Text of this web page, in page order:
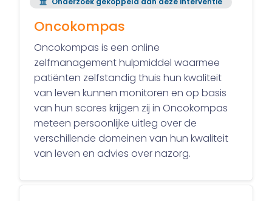
Oncokompas
Oncokompas is een online
zelfmanagement hulpmiddel waarmee
patiënten zelfstandig thuis hun kwaliteit
van leven kunnen monitoren en op basis
van hun scores krijgen zij in Oncokompas
meteen persoonlijke uitleg over de
verschillende domeinen van hun kwaliteit
van leven en advies over nazorg.